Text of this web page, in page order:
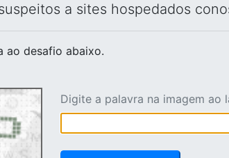
a sites hospedados
ao desafio abaixo.
Digite a palavra na imagem ao